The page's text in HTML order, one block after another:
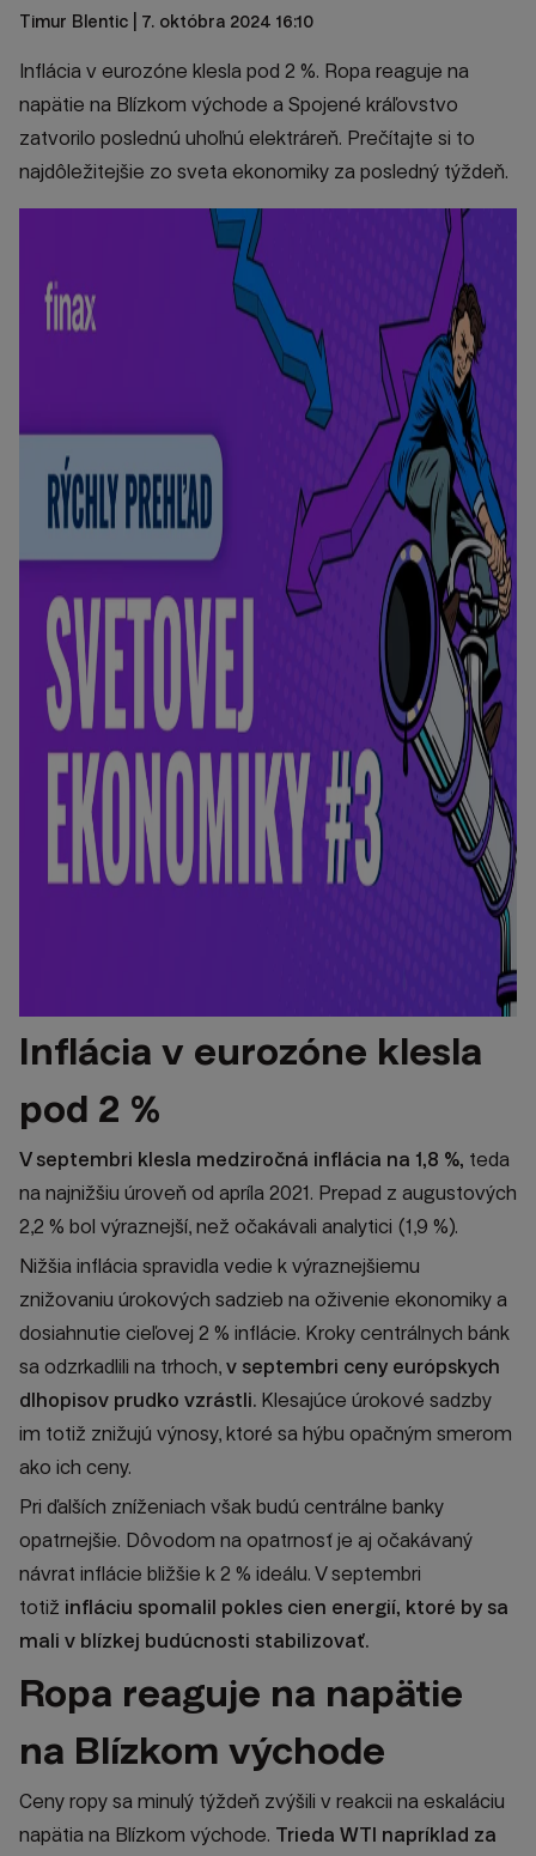
Timur Blentic | 7. októbra 2024 16:10
Inflácia v eurozóne klesla pod 2 %. Ropa reaguje na
napätie na Blízkom východe a Spojené kráľovstvo
zatvorilo poslednú uhoľnú elektráreň. Prečítajte si to
najdôležitejšie zo sveta ekonomiky za posledný týždeň.
Inflácia v eurozóne klesla
pod 2 %
V septembri klesla medziročná inflácia na 1,8 %, teda
na najnižšiu úroveň od apríla 2021. Prepad z augustových
2,2 % bol výraznejší, než očakávali analytici (1,9 %).
Nižšia inflácia spravidla vedie k výraznejšiemu
znižovaniu úrokových sadzieb na oživenie ekonomiky a
dosiahnutie cieľovej 2 % inflácie. Kroky centrálnych bánk
sa odzrkadlili na trhoch, v septembri ceny európskych
dlhopisov prudko vzrástli. Klesajúce úrokové sadzby
im totiž znižujú výnosy, ktoré sa hýbu opačným smerom
ako ich ceny.
Pri ďalších zníženiach však budú centrálne banky
opatrnejšie. Dôvodom na opatrnosť je aj očakávaný
návrat inflácie bližšie k 2 % ideálu. V septembri
totiž infláciu spomalil pokles cien energií, ktoré by sa
mali v blízkej budúcnosti stabilizovať.
Ropa reaguje na napätie
na Blízkom východe
Ceny ropy sa minulý týždeň zvýšili v reakcii na eskaláciu
napätia na Blízkom východe. Trieda WTI napríklad za